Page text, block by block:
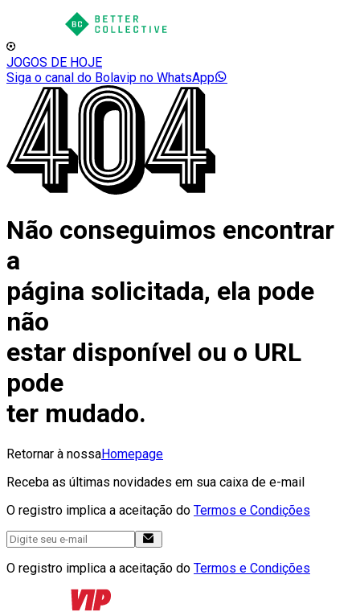
JOGOS DE HOJE
Siga o canal do Bolavip no WhatsApp
Não conseguimos encontrar
a
página solicitada, ela pode
não
estar disponível ou o URL
pode
ter mudado.
Retornar à nossaHomepage
Receba as últimas novidades em sua caixa de e-mail
O registro implica a aceitação do Termos e Condições
O registro implica a aceitação do Termos e Condições